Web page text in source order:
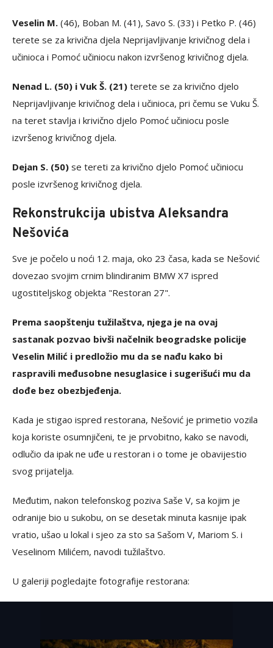
Veselin M. (46), Boban M. (41), Savo S. (33) i Petko P. (46)
terete se za krivična djela Neprijavljivanje krivičnog dela i
učinioca i Pomoć učiniocu nakon izvršenog krivičnog djela.
Nenad L. (50) i Vuk Š. (21) terete se za krivično djelo
Neprijavljivanje krivičnog dela i učinioca, pri čemu se Vuku Š.
na teret stavlja i krivično djelo Pomoć učiniocu posle
izvršenog krivičnog djela.
Dejan S. (50) se tereti za krivično djelo Pomoć učiniocu
posle izvršenog krivičnog djela.
Rekonstrukcija ubistva Aleksandra
Nešovića
Sve je počelo u noći 12. maja, oko 23 časa, kada se Nešović
dovezao svojim crnim blindiranim BMW X7 ispred
ugostiteljskog objekta "Restoran 27".
Prema saopštenju tužilaštva, njega je na ovaj
sastanak pozvao bivši načelnik beogradske policije
Veselin Milić i predložio mu da se nađu kako bi
raspravili međusobne nesuglasice i sugerišući mu da
dođe bez obezbjeđenja.
Kada je stigao ispred restorana, Nešović je primetio vozila
koja koriste osumnjičeni, te je prvobitno, kako se navodi,
odlučio da ipak ne uđe u restoran i o tome je obavijestio
svog prijatelja.
Međutim, nakon telefonskog poziva Saše V, sa kojim je
odranije bio u sukobu, on se desetak minuta kasnije ipak
vratio, ušao u lokal i sjeo za sto sa Sašom V, Mariom S. i
Veselinom Milićem, navodi tužilaštvo.
U galeriji pogledajte fotografije restorana: